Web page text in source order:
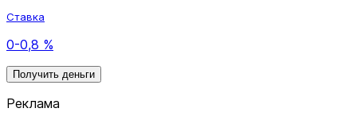
Ставка
0-0,8 %
Получить деньги
Реклама